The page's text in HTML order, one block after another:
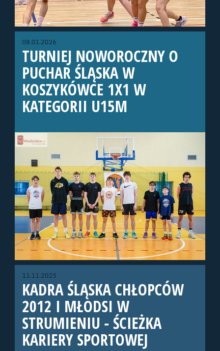
08.01.2026
TURNIEJ NOWOROCZNY O
PUCHAR ŚLĄSKA W
KOSZYKÓWCE 1X1 W
KATEGORII U15M
11.11.2025
KADRA ŚLĄSKA CHŁOPCÓW
2012 I MŁODSI W
STRUMIENIU - ŚCIEŻKA
KARIERY SPORTOWEJ